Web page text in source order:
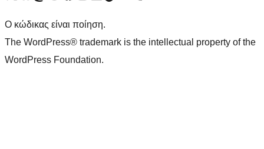
Ο κώδικας είναι ποίηση.
The WordPress® trademark is the intellectual property of the
WordPress Foundation.